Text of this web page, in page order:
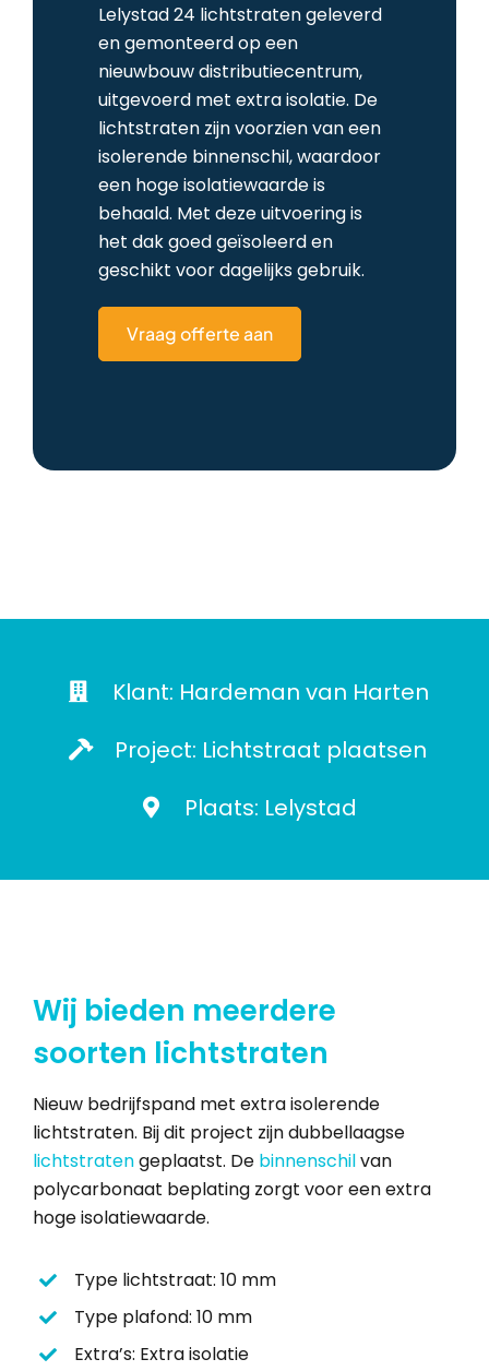
Lelystad 24 lichtstraten geleverd
en gemonteerd op een
nieuwbouw distributiecentrum,
uitgevoerd met extra isolatie. De
lichtstraten zijn voorzien van een
isolerende binnenschil, waardoor
een hoge isolatiewaarde is
behaald. Met deze uitvoering is
het dak goed geïsoleerd en
geschikt voor dagelijks gebruik.
Vraag offerte aan
Klant: Hardeman van Harten
Project: Lichtstraat plaatsen
Plaats: Lelystad
Wij bieden meerdere
soorten lichtstraten
Nieuw bedrijfspand met extra isolerende
lichtstraten. Bij dit project zijn dubbellaagse
lichtstratengeplaatst. De binnenschilvan
polycarbonaat beplating zorgt voor een extra
hoge isolatiewaarde.
Type lichtstraat: 10 mm
Type plafond: 10 mm
Extra’s: Extra isolatie